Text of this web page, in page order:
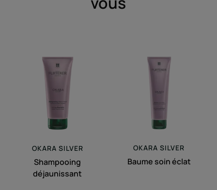
déjaunissant
OKARA SILVER
Shampooing
déjaunissant
soin
éclat
OKARA SILVER
Baume soin éclat